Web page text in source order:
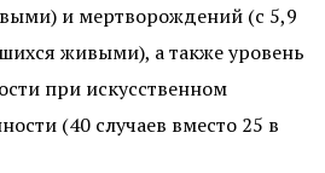
и мертворождений (с 5,9
живыми), а также уровень
при искусственном
(40 случаев вместо 25 в